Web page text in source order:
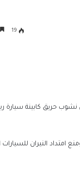
19
نشوب حريق كابينة سيارة
النيران للسيارات